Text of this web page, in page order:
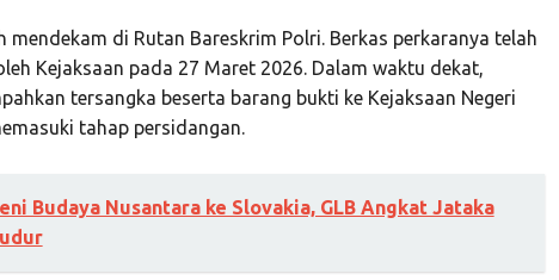
mendekam di Rutan Bareskrim Polri. Berkas perkaranya telah
Kejaksaan pada 27 Maret 2026. Dalam waktu dekat,
tersangka beserta barang bukti ke Kejaksaan Negeri
tahap persidangan.
Budaya Nusantara ke Slovakia, GLB Angkat Jataka